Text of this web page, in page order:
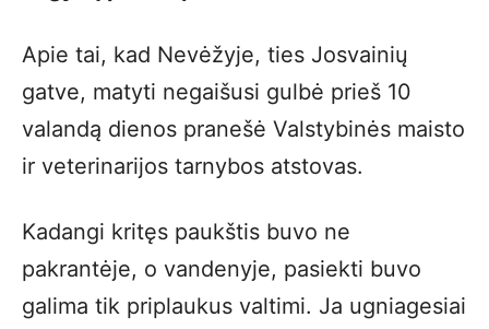
Apie tai, kad Nevėžyje, ties Josvainių
gatve, matyti negaišusi gulbė prieš 10
valandą dienos pranešė Valstybinės maisto
ir veterinarijos tarnybos atstovas.
Kadangi kritęs paukštis buvo ne
pakrantėje, o vandenyje, pasiekti buvo
galima tik priplaukus valtimi. Ja ugniagesiai